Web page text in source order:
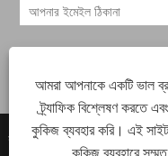
আমরা আপনাকে একটি ভাল
ট্র্যাফিক বিশ্লেষণ করতে
কুকিজ ব্যবহার করি। এই
কুকিজ ব্যবহারে
কপিরাইট © 2022 জিয়ামেন গ্রিন